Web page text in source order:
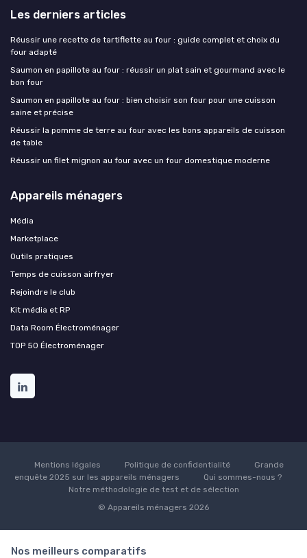
Les derniers articles
Réussir une recette de tartiflette au four : guide complet et choix du
four adapté
Saumon en papillote au four : réussir un plat sain et gourmand avec le
bon four
Saumon en papillote au four : bien choisir son four pour une cuisson
saine et précise
Réussir la pomme de terre au four avec les bons appareils de cuisson
de table
Réussir un filet mignon au four avec un four domestique moderne
Appareils ménagers
Média
Marketplace
Outils pratiques
Temps de cuisson airfryer
Rejoindre le club
Kit média et RP
Data Room Électroménager
TOP 50 Électroménager
Mentions légales Politique de confidentialité
Grande
enquête 2025 sur les appareils ménagers
Qui sommes-nous ?
Notre méthodologie de test et de sélection
© Appareils ménagers 2026
Nos meilleurs comparatifs